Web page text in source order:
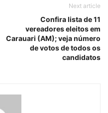
Next article
Confira lista de 11
vereadores eleitos em
Carauari (AM); veja número
de votos de todos os
candidatos